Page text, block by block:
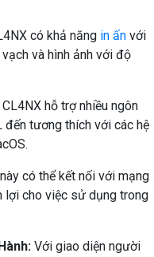
có khả năng in ấn với
và hình ảnh với độ
CL4NX hỗ trợ nhiều ngôn
tương thích với các hệ
có thể kết nối với mạng
lợi cho việc sử dụng trong
Với giao diện người